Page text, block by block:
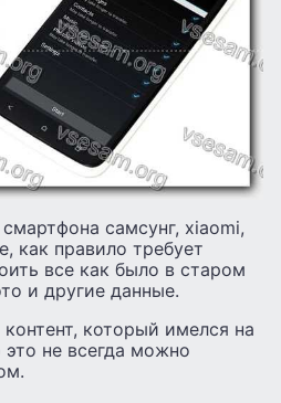
самсунг, xiaomi,
как правило требует
все как было в старом
и другие данные.
который имелся на
не всегда можно